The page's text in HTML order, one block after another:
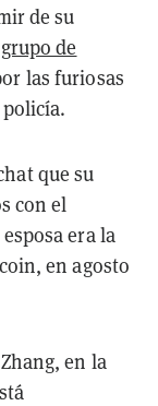
de su
grupo de
las furiosas
que su
con el
era la
en agosto
en la